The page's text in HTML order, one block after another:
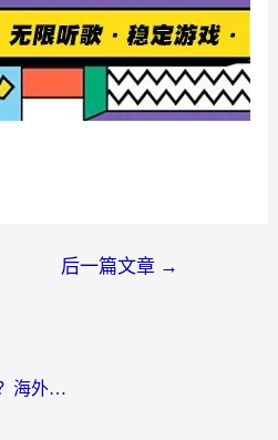
后一篇文章 →
雷神手游和sixfast哪个好？海外党亲测3款回国加速器，教你选对不踩坑